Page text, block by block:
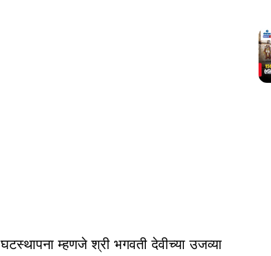
म्हणजे श्री भगवती देवीच्या उजव्या